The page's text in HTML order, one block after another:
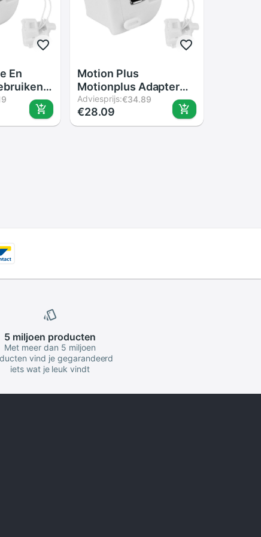
En
Motion Plus
Motionplus Adapter
Sensor Voor Nintendo
Voor Wii Remote
Controller
Adviesprijs:€34.89
€28.09
5 miljoen producten
Met meer dan 5 miljoen
vind je gegarandeerd
iets wat je leuk vindt